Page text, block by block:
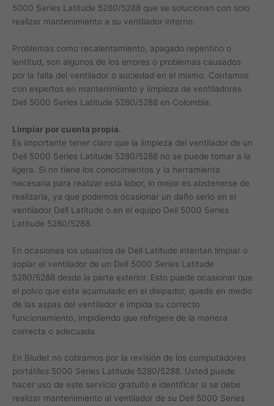
5000 Series Latitude 5280/5288 que se solucionan con solo
realizar mantenimiento a su ventilador interno.
Problemas como recalentamiento, apagado repentino o
lentitud, son algunos de los errores o problemas causados
por la falla del ventilador o suciedad en el mismo. Contamos
con expertos en mantenimiento y limpieza de ventiladores
Dell 5000 Series Latitude 5280/5288 en Colombia.
Limpiar por cuenta propia.
Es importante tener claro que la limpieza del ventilador de un
Dell 5000 Series Latitude 5280/5288 no se puede tomar a la
ligera. Si no tiene los conocimientos y la herramienta
necesaria para realizar esta labor, lo mejor es abstenerse de
realizarla, ya que podemos ocasionar un daño serio en el
ventilador Dell Latitude o en el equipo Dell 5000 Series
Latitude 5280/5288.
En ocasiones los usuarios de Dell Latitude intentan limpiar o
soplar el ventilador de un Dell 5000 Series Latitude
5280/5288 desde la parte exterior. Esto puede ocasionar que
el polvo que esta acumulado en el disipador, quede en medio
de las aspas del ventilador e impida su correcto
funcionamiento, impidiendo que refrigere de la manera
correcta o adecuada.
En Bludet no cobramos por la revisión de los computadores
portátiles 5000 Series Latitude 5280/5288. Usted puede
hacer uso de este servicio gratuito e identificar si se debe
realizar mantenimiento al ventilador de su Dell 5000 Series